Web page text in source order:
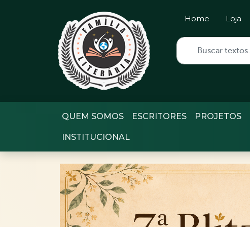
Home Loja
QUEM SOMOS ESCRITORES PROJETOS
INSTITUCIONAL